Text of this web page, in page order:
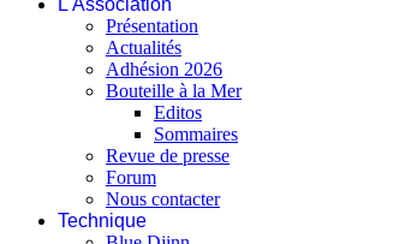
Présentation
Actualités
Adhésion 2026
Bouteille à la Mer
Editos
Sommaires
Revue de presse
Forum
Nous contacter
Technique